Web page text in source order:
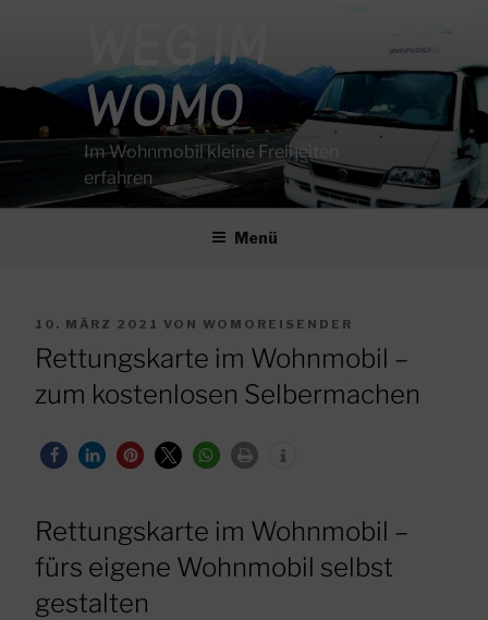
WEG IM
WOMO
Im Wohnmobil kleine Freiheiten
erfahren
Menü
VERÖFFENTLICHT
AM
10. MÄRZ 2021 VON WOMOREISENDER
Rettungskarte im Wohnmobil –
zum kostenlosen Selbermachen
Rettungskarte im Wohnmobil –
fürs eigene Wohnmobil selbst
gestalten